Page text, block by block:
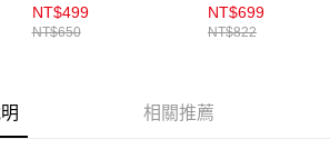
柔膚
NT$499
NT$650
NT$699
NT$822
相關推薦